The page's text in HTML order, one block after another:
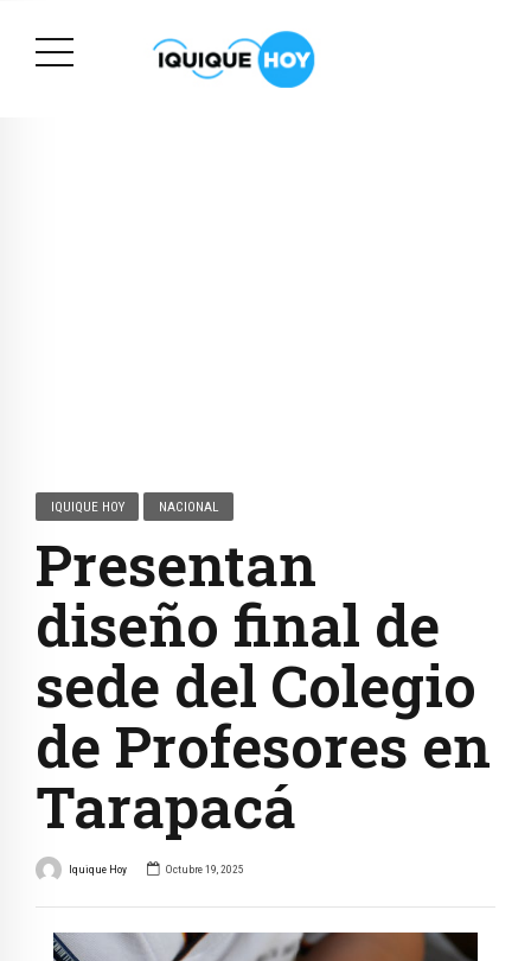
IQUIQUE HOY NACIONAL
Presentan
diseño final de
sede del Colegio
de Profesores en
Tarapacá
Iquique Hoy Octubre 19, 2025